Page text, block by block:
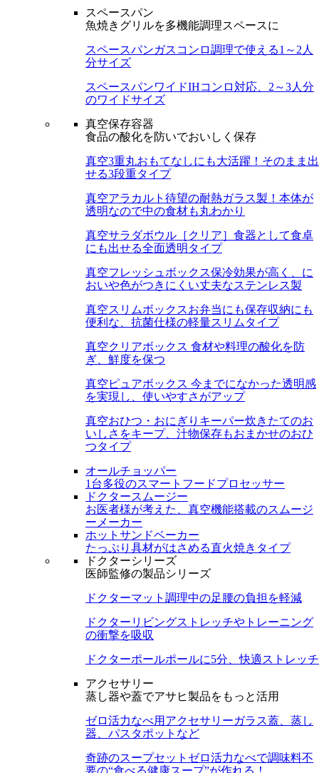
スペースパン
魚焼きグリルを多機能調理スペースに
スペースパンガスコンロ調理で使える1～2人
分サイズ
スペースパンワイドIHコンロ対応、2～3人分
のワイドサイズ
真空保存容器
食品の酸化を防いでおいしく保存
真空3重丸おもてなしにも大活躍！そのまま出
せる3段重タイプ
真空アラカルト 待望の耐熱ガラス製！本体が
透明なので中の食材も丸わかり
真空サラダボウル［クリア］ 食器として食卓
にも出せる全面透明タイプ
真空フレッシュボックス保冷効果が高く、に
おいや色がつきにくい丈夫なステンレス製
真空スリムボックスお弁当にも保存収納にも
便利な、抗菌仕様の軽量スリムタイプ
真空クリアボックス 食材や料理の酸化を防
ぎ、鮮度を保つ
真空ピュアボックス 今までになかった透明感
を実現し、使いやすさがアップ
真空おひつ・おにぎりキーパー炊きたてのお
いしさをキープ、汁物保存もおまかせのおひ
つタイプ
オールチョッパー
1台多役のスマートフードプロセッサー
ドクタースムージー
お医者様が考えた、真空機能搭載のスムージ
ーメーカー
ホットサンドベーカー
たっぷり具材がはさめる直火焼きタイプ
ドクターシリーズ
医師監修の製品シリーズ
ドクターマット 調理中の足腰の負担を軽減
ドクターリビングストレッチやトレーニング
の衝撃を吸収
ドクターポールポールに5分、快適ストレッチ
アクセサリー
蒸し器や蓋でアサヒ製品をもっと活用
ゼロ活力なべ用アクセサリーガラス蓋、蒸し
器、パスタポットなど
奇跡のスープセット ゼロ活力なべで調味料不
要の“食べる健康スープ”が作れる！